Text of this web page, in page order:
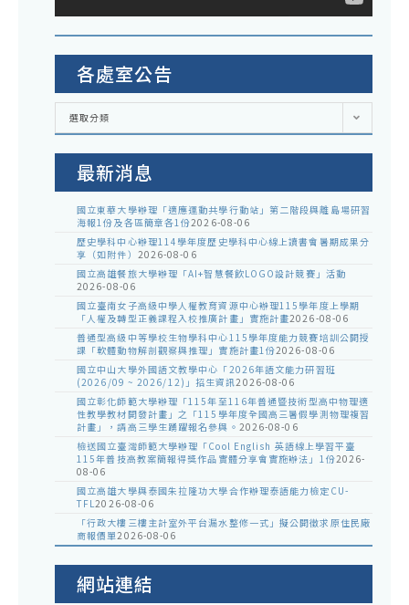
各處室公告
各
室
選取分類
最新消息
國立東華大學辦理「適應運動共學行動站」第二階段與離島場研習
海報1份及各區簡章各1份2026-08-06
歷史學科中心辦理114學年度歷史學科中心線上讀書會暑期成果分
享（如附件） 2026-08-06
國立高雄餐旅大學辦理「AI+智慧餐飲LOGO設計競賽」活動
2026-08-06
國立臺南女子高級中學人權教育資源中心辦理115學年度上學期
「人權及轉型正義課程入校推廣計畫」實施計畫2026-08-06
普通型高級中等學校生物學科中心115學年度能力競賽培訓公開授
課「軟體動物解剖觀察與推理」實施計畫1份2026-08-06
國立中山大學外國語文教學中心「2026年語文能力研習班
(2026/09 ~ 2026/12)」招生資訊2026-08-06
國立彰化師範大學辦理「115年至116年普通暨技術型高中物理適
性教學教材開發計畫」之「115學年度全國高三暑假學測物理複習
計畫」，請高三學生踴躍報名參與。 2026-08-06
檢送國立臺灣師範大學辦理「Cool English 英語線上學習平臺
115年普技高教案簡報得獎作品實體分享會實施辦法」1份2026-
08-06
國立高雄大學與泰國朱拉隆功大學合作辦理泰語能力檢定CU-
TFL2026-08-06
「行政大樓三樓主計室外平台漏水整修一式」擬公開徵求原住民廠
商報價單2026-08-06
網站連結